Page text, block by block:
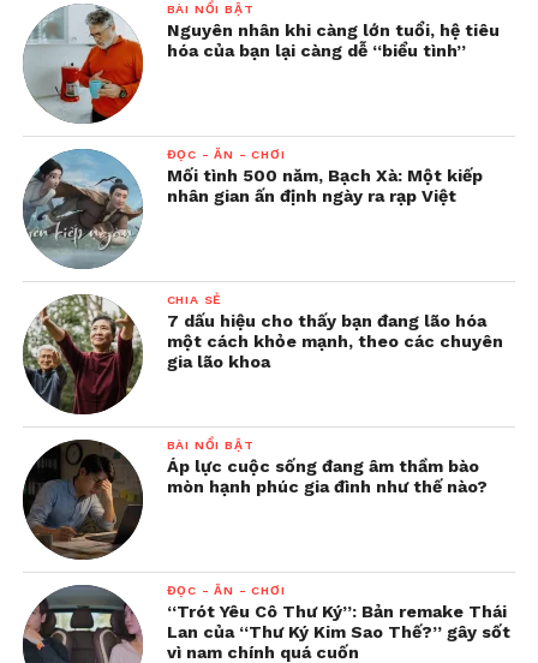
BÀI NỔI BẬT
Nguyên nhân khi càng lớn tuổi, hệ tiêu
hóa của bạn lại càng dễ “biểu tình”
ĐỌC - ĂN - CHƠI
Mối tình 500 năm, Bạch Xà: Một kiếp
nhân gian ấn định ngày ra rạp Việt
CHIA SẺ
7 dấu hiệu cho thấy bạn đang lão hóa
một cách khỏe mạnh, theo các chuyên
gia lão khoa
BÀI NỔI BẬT
Áp lực cuộc sống đang âm thầm bào
mòn hạnh phúc gia đình như thế nào?
ĐỌC - ĂN - CHƠI
“Trót Yêu Cô Thư Ký”: Bản remake Thái
Lan của “Thư Ký Kim Sao Thế?” gây sốt
vì nam chính quá cuốn